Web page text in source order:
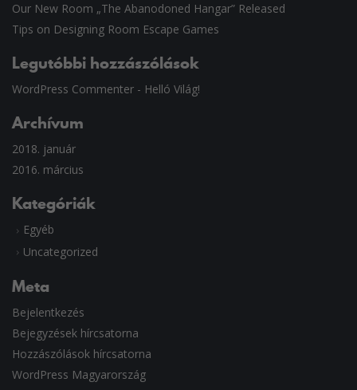
Our New Room „The Abanodoned Hangar” Released
Tips on Designing Room Escape Games
Legutóbbi hozzászólások
WordPress Commenter - Helló Világ!
Archívum
2018. január
2016. március
Kategóriák
Egyéb
Uncategorized
Meta
Bejelentkezés
Bejegyzések hírcsatorna
Hozzászólások hírcsatorna
WordPress Magyarország